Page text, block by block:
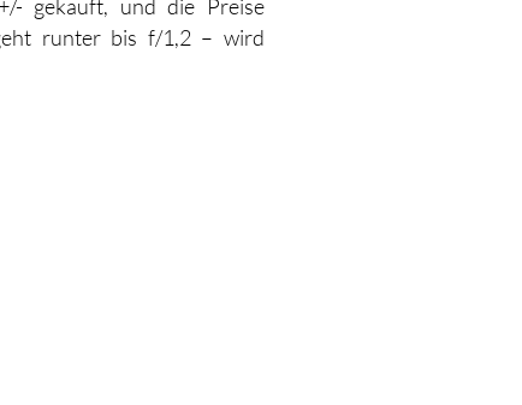
gekauft, und die Preise
runter bis f/1,2 – wird